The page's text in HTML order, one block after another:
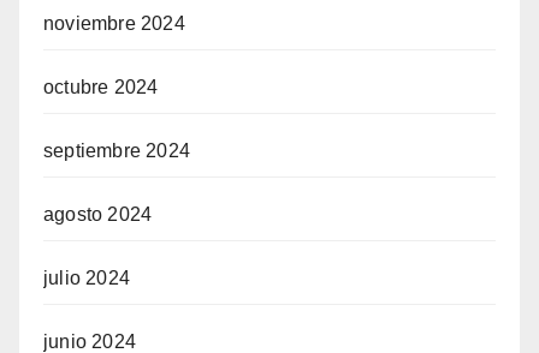
noviembre 2024
octubre 2024
septiembre 2024
agosto 2024
julio 2024
junio 2024